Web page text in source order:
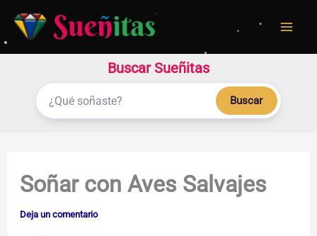
contenido
Buscar Sueñitas
Buscar
Soñar con Aves Salvajes
Deja un comentario